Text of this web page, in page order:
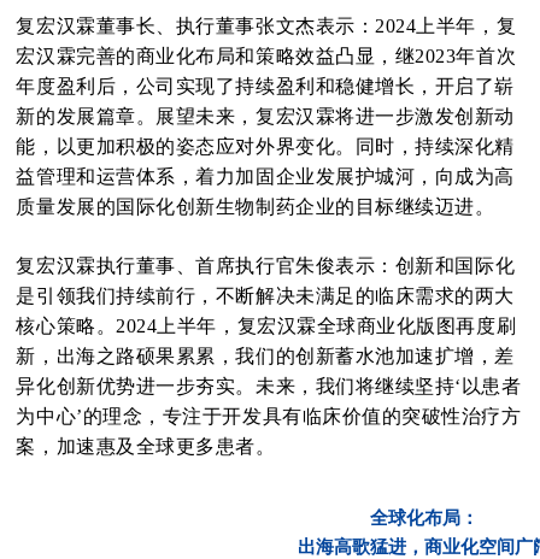
复宏汉霖董事长、执行董事张文杰表示： 2024上半年，复
宏汉霖完善的商业化布局和策略效益凸显，继2023年首次
年度盈利后，公司实现了持续盈利和稳健增长，开启了崭
新的发展篇章。展望未来，复宏汉霖将进一步激发创新动
能，以更加积极的姿态应对外界变化。同时，持续深化精
益管理和运营体系，着力加固企业发展护城河，向成为高
质量发展的国际化创新生物制药企业的目标继续迈进。
复宏汉霖执行董事、首席执行官朱俊表示： 创新和国际化
是引领我们持续前行，不断解决未满足的临床需求的两大
核心策略。2024上半年，复宏汉霖全球商业化版图再度刷
新，出海之路硕果累累，我们的创新蓄水池加速扩增，差
异化创新优势进一步夯实。未来，我们将继续坚持‘以患者
为中心’的理念，专注于开发具有临床价值的突破性治疗方
案，加速惠及全球更多患者。
全球化布局：
出海高歌猛进，商业化空间广